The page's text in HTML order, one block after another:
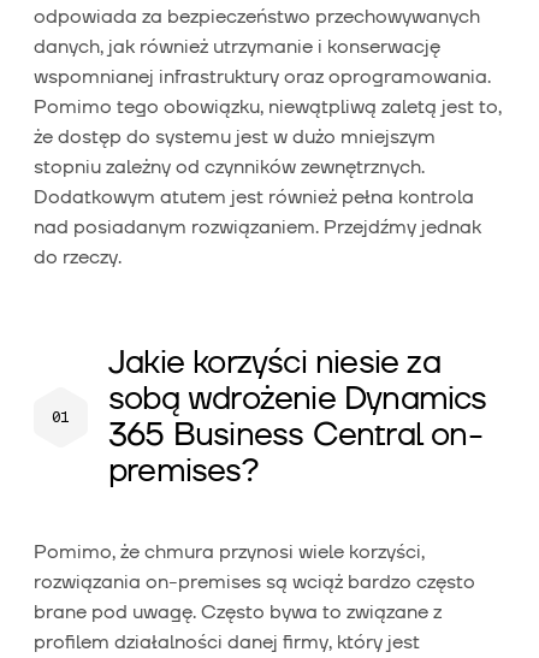
odpowiada za bezpieczeństwo przechowywanych
danych, jak również utrzymanie i konserwację
wspomnianej infrastruktury oraz oprogramowania.
Pomimo tego obowiązku, niewątpliwą zaletą jest to,
że dostęp do systemu jest w dużo mniejszym
stopniu zależny od czynników zewnętrznych.
Dodatkowym atutem jest również pełna kontrola
nad posiadanym rozwiązaniem. Przejdźmy jednak
do rzeczy.
Jakie korzyści niesie za
sobą wdrożenie Dynamics
365 Business Central on-
premises?
Pomimo, że chmura przynosi wiele korzyści,
rozwiązania on-premises są wciąż bardzo często
brane pod uwagę. Często bywa to związane z
profilem działalności danej firmy, który jest